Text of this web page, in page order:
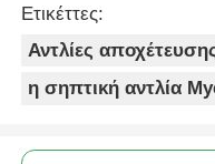
Ετικέττες:
Αντλίες
η σηπτική αντλία